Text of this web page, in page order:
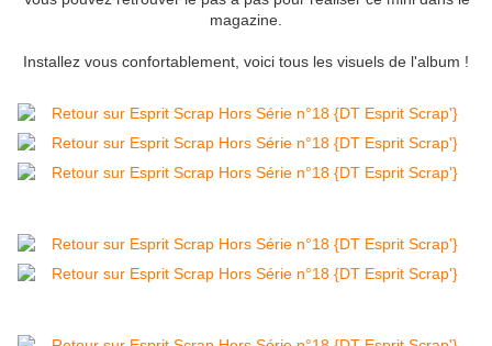
magazine.
Installez vous confortablement, voici tous les visuels de l'album !